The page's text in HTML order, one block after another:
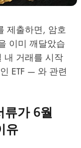
제출하면, 암호
이미 깨달았습
내 거래를 시작
ETF — 와 관련
류가 6월
유